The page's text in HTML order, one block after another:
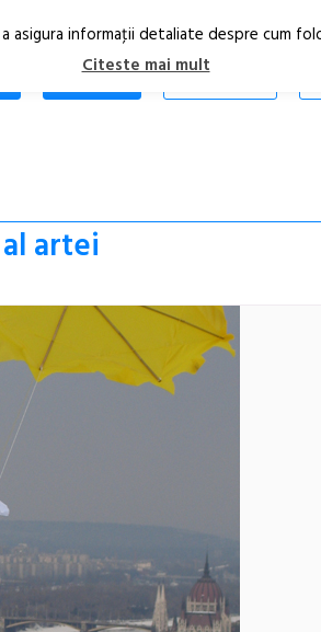
STIRI
artei
informaţii detaliate despre cum
Citeste mai mult